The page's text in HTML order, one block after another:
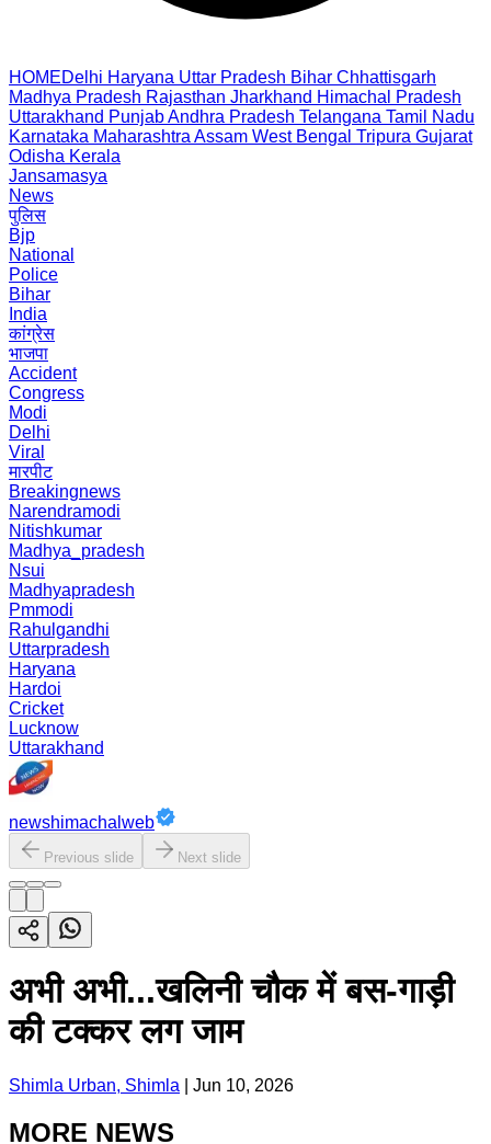
HOMEDelhi Haryana Uttar Pradesh Bihar Chhattisgarh
Madhya Pradesh Rajasthan Jharkhand Himachal Pradesh
Uttarakhand PunjabAndhra Pradesh Telangana Tamil Nadu
Karnataka Maharashtra Assam West Bengal Tripura Gujarat
Odisha Kerala
Jansamasya
News
पुलिस
Bjp
National
Police
Bihar
India
कांग्रेस
भाजपा
Accident
Congress
Modi
Delhi
Viral
मारपीट
Breakingnews
Narendramodi
Nitishkumar
Madhya_pradesh
Nsui
Madhyapradesh
Pmmodi
Rahulgandhi
Uttarpradesh
Haryana
Hardoi
Cricket
Lucknow
Uttarakhand
newshimachalweb
Previous slide Next slide
अभी अभी...खलिनी चौक में बस-गाड़ी
की टक्कर लग जाम
Shimla Urban, Shimla Jun 10, 2026
MORE NEWS